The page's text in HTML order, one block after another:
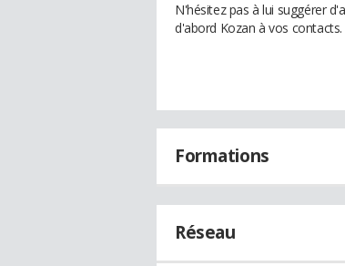
N'hésitez pas à lui suggérer
d'abord Kozan à vos contacts.
Formations
Réseau